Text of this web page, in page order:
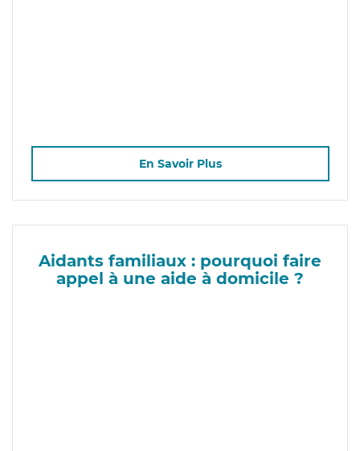
En Savoir Plus
Aidants familiaux : pourquoi faire
appel à une aide à domicile ?